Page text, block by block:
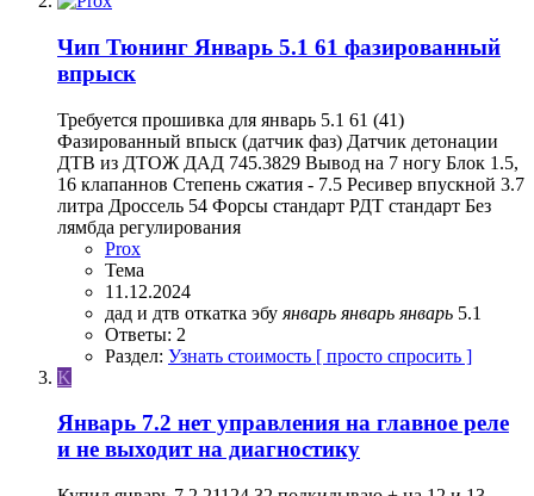
Чип Тюнинг Январь 5.1 61 фазированный
впрыск
Требуется прошивка для январь 5.1 61 (41)
Фазированный впыск (датчик фаз) Датчик детонации
ДТВ из ДТОЖ ДАД 745.3829 Вывод на 7 ногу Блок 1.5,
16 клапаннов Степень сжатия - 7.5 Ресивер впускной 3.7
литра Дроссель 54 Форсы стандарт РДТ стандарт Без
лямбда регулирования
Prox
Тема
11.12.2024
дад и дтв откатка эбу январь январь январь 5.1
Ответы: 2
Раздел: Узнать стоимость [ просто спросить ]
K
Январь 7.2 нет управления на главное реле
и не выходит на диагностику